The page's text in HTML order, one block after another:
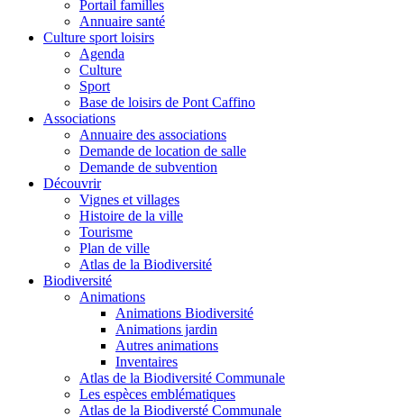
Portail familles
Annuaire santé
Culture sport loisirs
Agenda
Culture
Sport
Base de loisirs de Pont Caffino
Associations
Annuaire des associations
Demande de location de salle
Demande de subvention
Découvrir
Vignes et villages
Histoire de la ville
Tourisme
Plan de ville
Atlas de la Biodiversité
Biodiversité
Animations
Animations Biodiversité
Animations jardin
Autres animations
Inventaires
Atlas de la Biodiversité Communale
Les espèces emblématiques
Atlas de la Biodiversté Communale